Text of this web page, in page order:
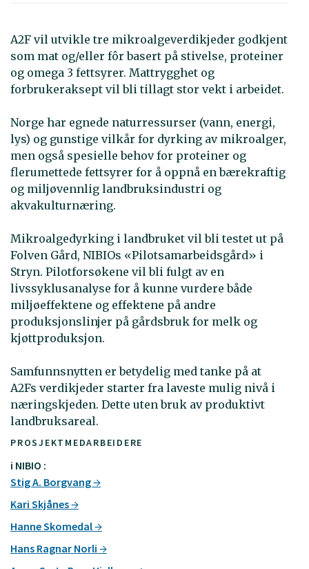
PROSJEKTMEDARBEIDERE
i NIBIO :
Stig A. Borgvang
Kari Skjånes
Hanne Skomedal
Hans Ragnar Norli
A2F vil utvikle tre mikroalgeverdikjeder godkjent
som mat og/eller fôr basert på stivelse, proteiner
og omega 3 fettsyrer. Mattrygghet og
forbrukeraksept vil bli tillagt stor vekt i arbeidet.
Norge har egnede naturressurser (vann, energi,
lys) og gunstige vilkår for dyrking av mikroalger,
men også spesielle behov for proteiner og
flerumettede fettsyrer for å oppnå en bærekraftig
og miljøvennlig landbruksindustri og
akvakulturnæring.
Mikroalgedyrking i landbruket vil bli testet ut på
Folven Gård, NIBIOs «Pilotsamarbeidsgård» i
Stryn. Pilotforsøkene vil bli fulgt av en
livssyklusanalyse for å kunne vurdere både
miljøeffektene og effektene på andre
produksjonslinjer på gårdsbruk for melk og
kjøttproduksjon.
Samfunnsnytten er betydelig med tanke på at
A2Fs verdikjeder starter fra laveste mulig nivå i
næringskjeden. Dette uten bruk av produktivt
landbruksareal.